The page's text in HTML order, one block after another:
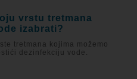
vrstu tretmana
izabrati?
tretmana kojima možemo
dezinfekciju vode.